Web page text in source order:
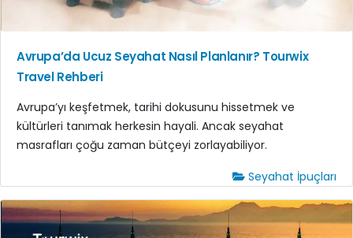
Avrupa’da Ucuz Seyahat Nasıl Planlanır? Tourwix
Travel Rehberi
Avrupa’yı keşfetmek, tarihi dokusunu hissetmek ve
kültürleri tanımak herkesin hayali. Ancak seyahat
masrafları çoğu zaman bütçeyi zorlayabiliyor.
Seyahat İpuçları